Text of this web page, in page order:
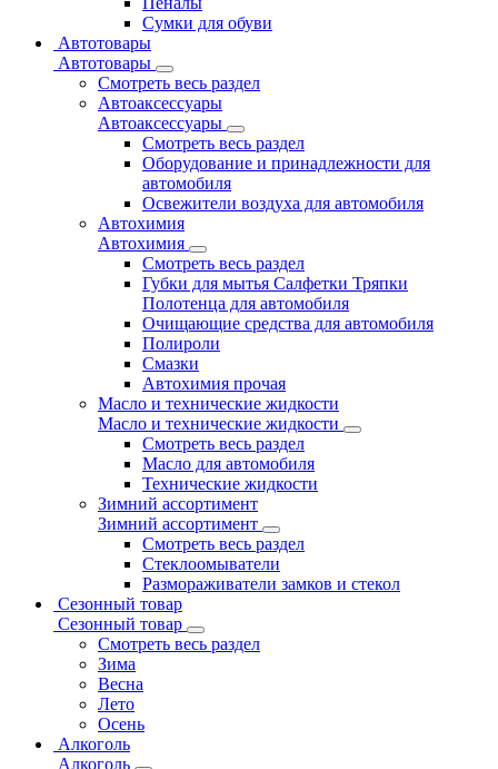
Сумки для обуви
Автотовары
Автотовары
Смотреть весь раздел
Автоаксессуары
Автоаксессуары
Смотреть весь раздел
Оборудование и принадлежности для
автомобиля
Освежители воздуха для автомобиля
Автохимия
Автохимия
Смотреть весь раздел
Губки для мытья Салфетки Тряпки
Полотенца для автомобиля
Очищающие средства для автомобиля
Полироли
Смазки
Автохимия прочая
Масло и технические жидкости
Масло и технические жидкости
Смотреть весь раздел
Масло для автомобиля
Технические жидкости
Зимний ассортимент
Зимний ассортимент
Смотреть весь раздел
Стеклоомыватели
Размораживатели замков и стекол
Сезонный товар
Сезонный товар
Смотреть весь раздел
Зима
Весна
Лето
Осень
Алкоголь
Алкоголь